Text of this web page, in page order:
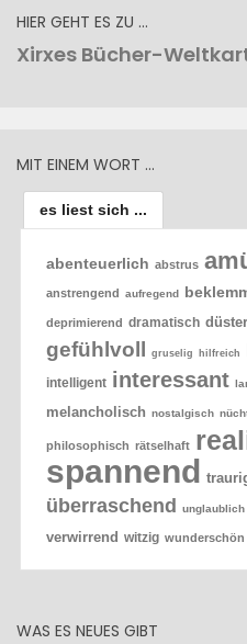
HIER GEHT ES ZU …
Xirxes Bücher-
MIT EINEM WORT …
es liest sich ...
abenteuerlich abstrus
anstrengend aufregend
deprimierend dramatisch düster
gefühlvoll gruselig hilfreich
intelligent interessant
melancholisch nostalgisch
philosophisch rätselhaft
spannend
überraschend unglaublich
verwirrend witzig wunderschön
WAS ES NEUES GIBT